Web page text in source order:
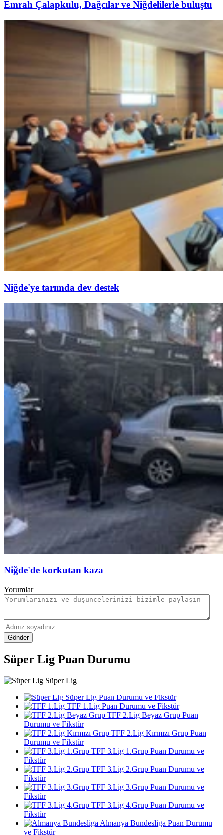
Emrah Çalapkulu, Dağcılar ve Niğdelilerle buluştu
Niğde'ye tarımda dev destek
Niğde'de korkutan kaza
Yorumlar
Gönder
Süper Lig Puan Durumu
Süper Lig
Süper Lig Puan Durumu ve Fikstür
TFF 1.Lig Puan Durumu ve Fikstür
TFF 2.Lig Beyaz Grup Puan
Durumu ve Fikstür
TFF 2.Lig Kırmızı Grup Puan
Durumu ve Fikstür
TFF 3.Lig 1.Grup Puan Durumu ve
Fikstür
TFF 3.Lig 2.Grup Puan Durumu ve
Fikstür
TFF 3.Lig 3.Grup Puan Durumu ve
Fikstür
TFF 3.Lig 4.Grup Puan Durumu ve
Fikstür
Almanya Bundesliga Puan Durumu
ve Fikstür